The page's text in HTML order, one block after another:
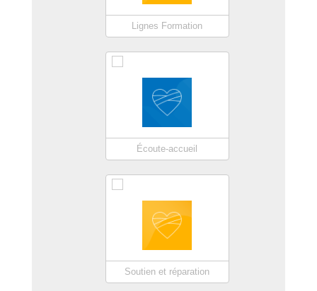
Lignes Formation
Écoute-accueil
Soutien et réparation